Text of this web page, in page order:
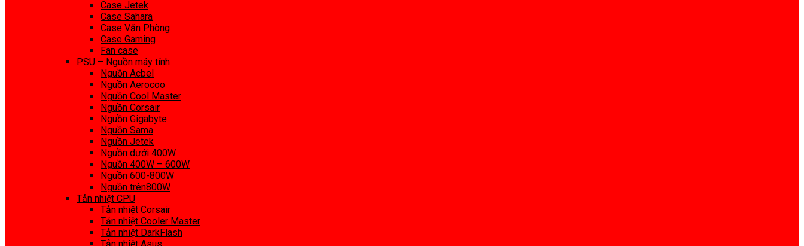
Case Jetek
Case Sahara
Case Văn Phòng
Case Gaming
Fan case
PSU – Nguồn máy tính
Nguồn Acbel
Nguồn Aerocoo
Nguồn Cool Master
Nguồn Corsair
Nguồn Gigabyte
Nguồn Sama
Nguồn Jetek
Nguồn dưới 400W
Nguồn 400W – 600W
Nguồn 600-800W
Nguồn trên800W
Tản nhiệt CPU
Tản nhiệt Corsair
Tản nhiệt Cooler Master
Tản nhiệt DarkFlash